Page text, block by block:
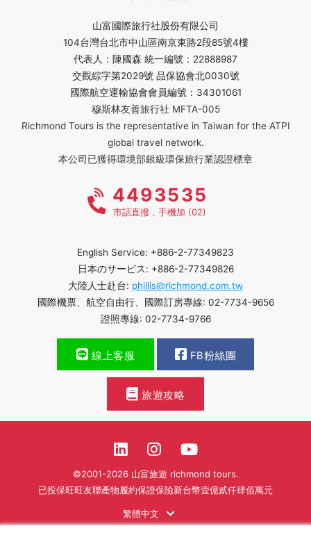
山富國際旅行社股份有限公司
104台灣台北市中山區南京東路2段85號4樓
代表人：陳國森 統一編號：22888987
交觀綜字第2029號 品保協會北0030號
國際航空運輸協會會員編號：34301061
穆斯林友善旅行社 MFTA-005
Richmond Tours is the representative in Taiwan for the ATPI
global travel network.
本公司已獲得環境部銀級環保旅行業認證標章
4493535
市話直撥，手機加 (02)
English Service: +886-2-77349823
日本のサービス: +886-2-77349826
大陸人士赴台: phillis@richmond.com.tw
國際機票、航空自由行、國際訂房專線: 02-7734-9656
證照專線: 02-7734-9766
線上客服 FB粉絲團
旅遊攻略
©2001-2026 山富旅遊 richmond tours.
已投保旺旺友聯產物履約保證保險新台幣壹億貳仟肆佰萬元
繁體中文